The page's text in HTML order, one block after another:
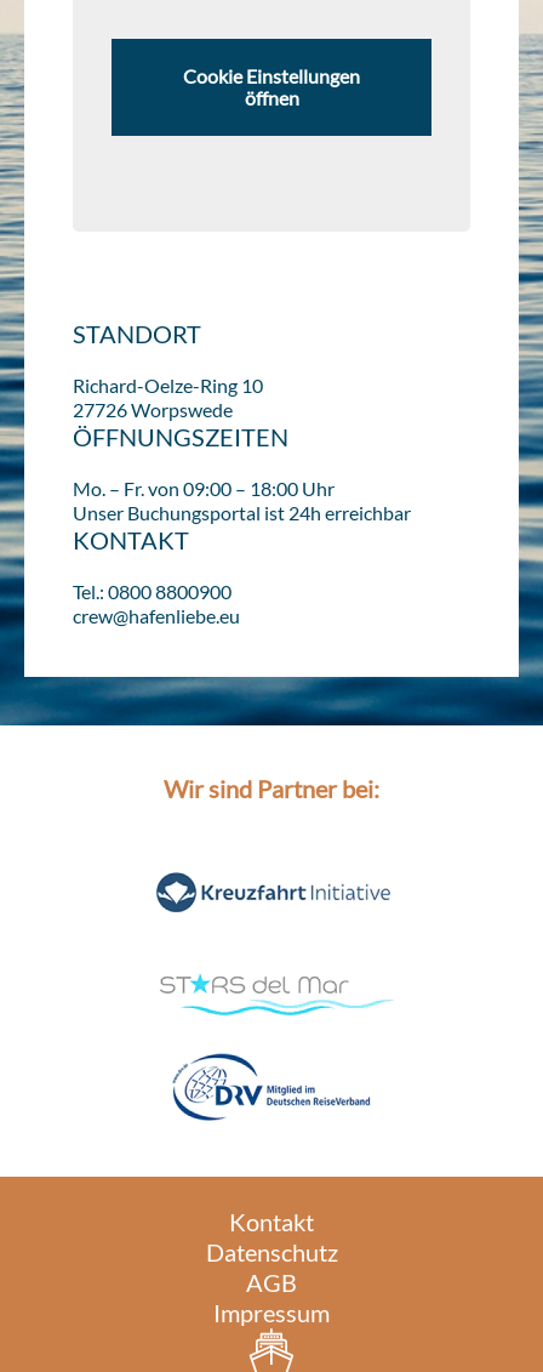
Cookie Einstellungen
öffnen
STANDORT
Richard-Oelze-Ring 10
27726 Worpswede
ÖFFNUNGSZEITEN
Mo. – Fr. von 09:00 – 18:00 Uhr
Unser Buchungsportal ist 24h erreichbar
KONTAKT
Tel.: 0800 8800900
crew@hafenliebe.eu
Wir sind Partner bei:
Kontakt
Datenschutz
AGB
Impressum